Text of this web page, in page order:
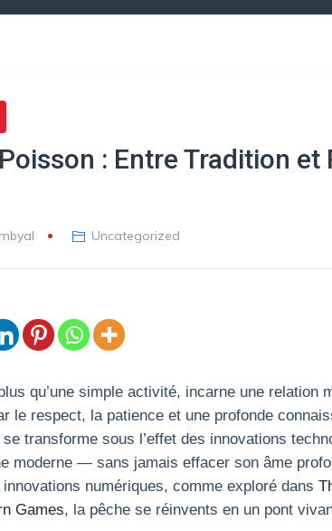
: Entre Tradition et
Uncategorized
qu’une simple activité, incarne une relation
le respect, la patience et une profonde
transforme sous l’effet des innovations
moderne — sans jamais effacer son âme
numériques, comme exploré dans
Games, la pêche se réinvents en un pont